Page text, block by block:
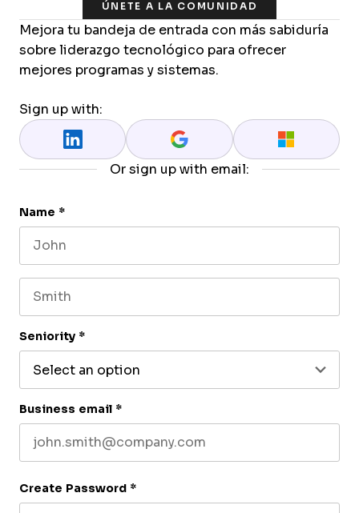
ÚNETE A LA COMUNIDAD
Mejora tu bandeja de entrada con más sabiduría
sobre liderazgo tecnológico para ofrecer
mejores programas y sistemas.
Sign up with:
Or sign up with email:
Name *
Seniority *
Business email *
Create Password *